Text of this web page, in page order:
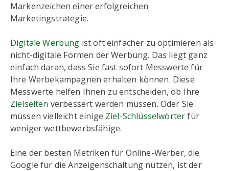
Markenzeichen einer erfolgreichen
Marketingstrategie.
Digitale Werbung ist oft einfacher zu optimieren als
nicht-digitale Formen der Werbung. Das liegt ganz
einfach daran, dass Sie fast sofort Messwerte für
Ihre Werbekampagnen erhalten können. Diese
Messwerte helfen Ihnen zu entscheiden, ob Ihre
Zielseiten verbessert werden müssen. Oder Sie
müssen vielleicht einige Ziel-Schlüsselwörterfür
weniger wettbewerbsfähige.
Eine der besten Metriken für Online-Werber, die
Google für die Anzeigenschaltung nutzen, ist der